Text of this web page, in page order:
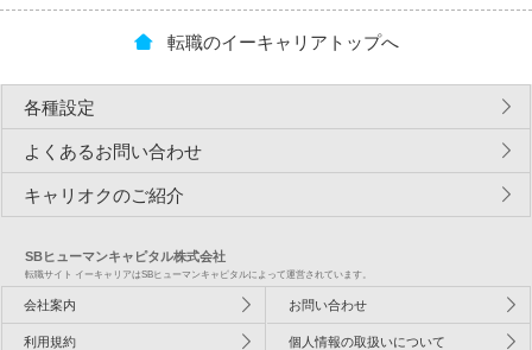
転職のイーキャリアトップへ
各種設定
よくあるお問い合わせ
キャリオクのご紹介
SBヒューマンキャピタル株式会社
転職サイト イーキャリアはSBヒューマンキャピタルによって運営されています。
会社案内 お問い合わせ
利用規約 個人情報の取扱いについて